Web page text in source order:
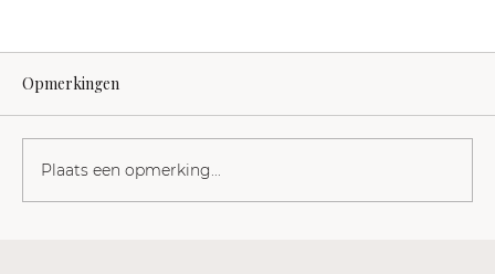
Opmerkingen
Plaats een opmerking...